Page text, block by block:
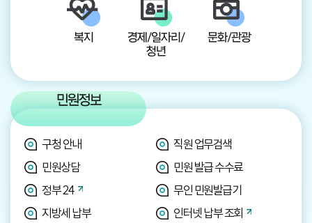
복지
경제/일자리/
청년
문화/관광
민원정보
구청 안내
직원 업무검색
민원상담
민원 발급 수수료
정부 24
무인 민원발급기
지방세 납부
인터넷 납부 조회